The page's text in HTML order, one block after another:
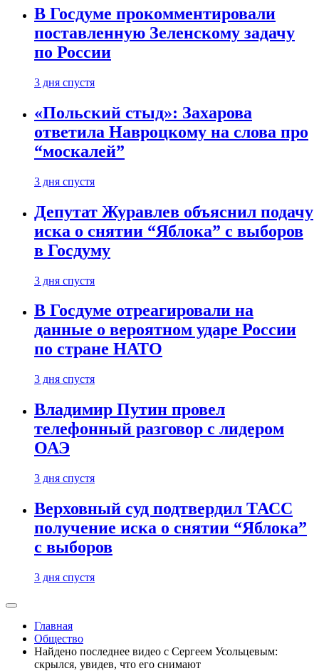
В Госдуме прокомментировали
поставленную Зеленскому задачу
по России
3 дня спустя
«Польский стыд»: Захарова
ответила Навроцкому на слова про
“москалей”
3 дня спустя
Депутат Журавлев объяснил подачу
иска о снятии “Яблока” с выборов
в Госдуму
3 дня спустя
В Госдуме отреагировали на
данные о вероятном ударе России
по стране НАТО
3 дня спустя
Владимир Путин провел
телефонный разговор с лидером
ОАЭ
3 дня спустя
Верховный суд подтвердил ТАСС
получение иска о снятии “Яблока”
с выборов
3 дня спустя
Главная
Общество
Найдено последнее видео с Сергеем Усольцевым:
скрылся, увидев, что его снимают